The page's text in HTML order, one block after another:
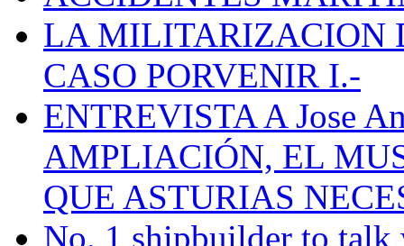
LA MILITARIZACION
CASO PORVENIR I.-
ENTREVISTA A Jose
AMPLIACIÓN, EL
QUE ASTURIAS
No. 1 shipbuilder to talk